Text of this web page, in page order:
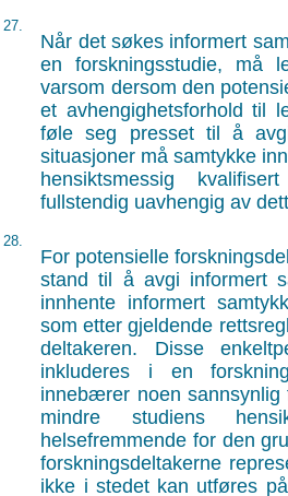
27.
Når det søkes informert
en forskningsstudie, må
varsom dersom den
et avhengighetsforhold til
føle seg presset til å
situasjoner må samtykke
hensiktsmessig
fullstendig uavhengig av
28.
For potensielle
stand til å avgi informert
innhente informert
som etter gjeldende
deltakeren. Disse
inkluderes i en
innebærer noen sannsynlig
mindre studiens
helsefremmende for den
forskningsdeltakerne
ikke i stedet kan utføres